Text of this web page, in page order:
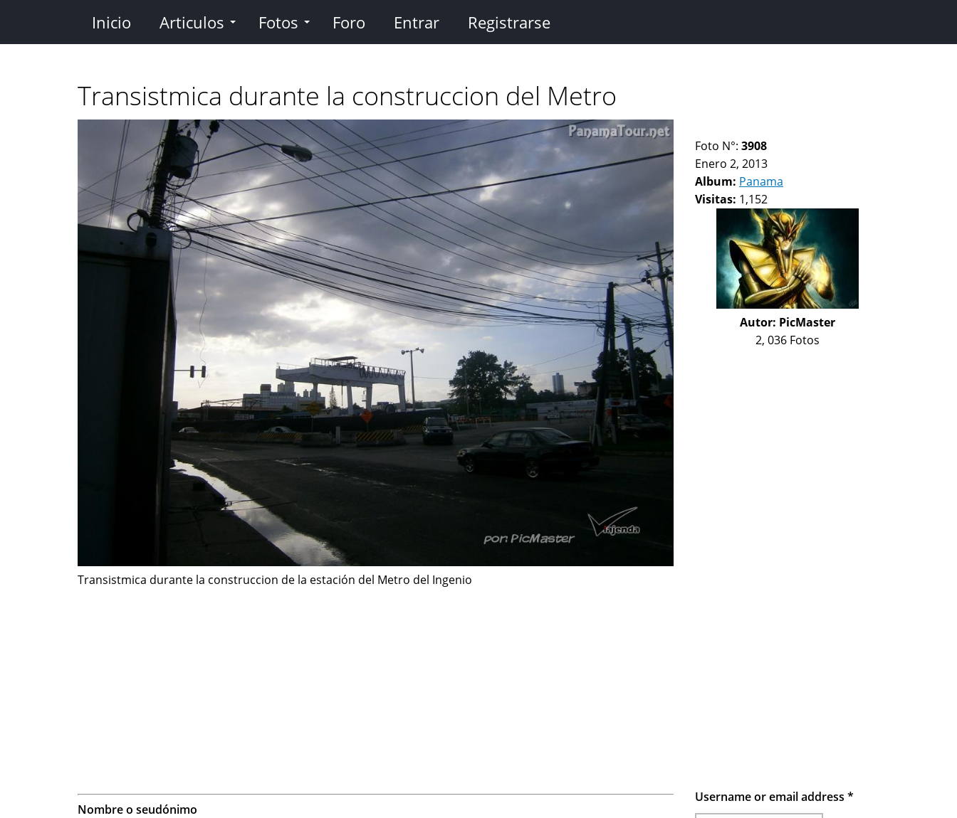
contenido
Inicio Articulos Fotos Foro Entrar Registrarse
Transistmica durante la construccion del Metro
Transistmica durante la construccion de la estación del Metro del Ingenio
Foto N°: 3908
Enero 2, 2013
Album: Panama
Visitas: 1,152
Autor: PicMaster
2, 036 Fotos
Nombre o seudónimo
Username or email address *